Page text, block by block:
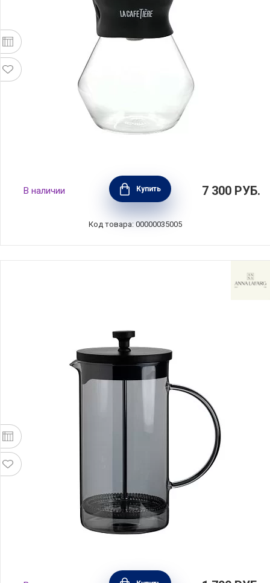
Кофеварка-пуровер для меденного
приготовления кофе 400 мл, стекло, Kitchen
Craft, Великобритания, LCCOFCARAFE
В наличии Купить 7 300 РУБ.
Код товара: 00000035005
Френч-пресс 1 л, стекло+пластик, цвет